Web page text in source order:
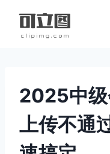
2025中级
上传不通